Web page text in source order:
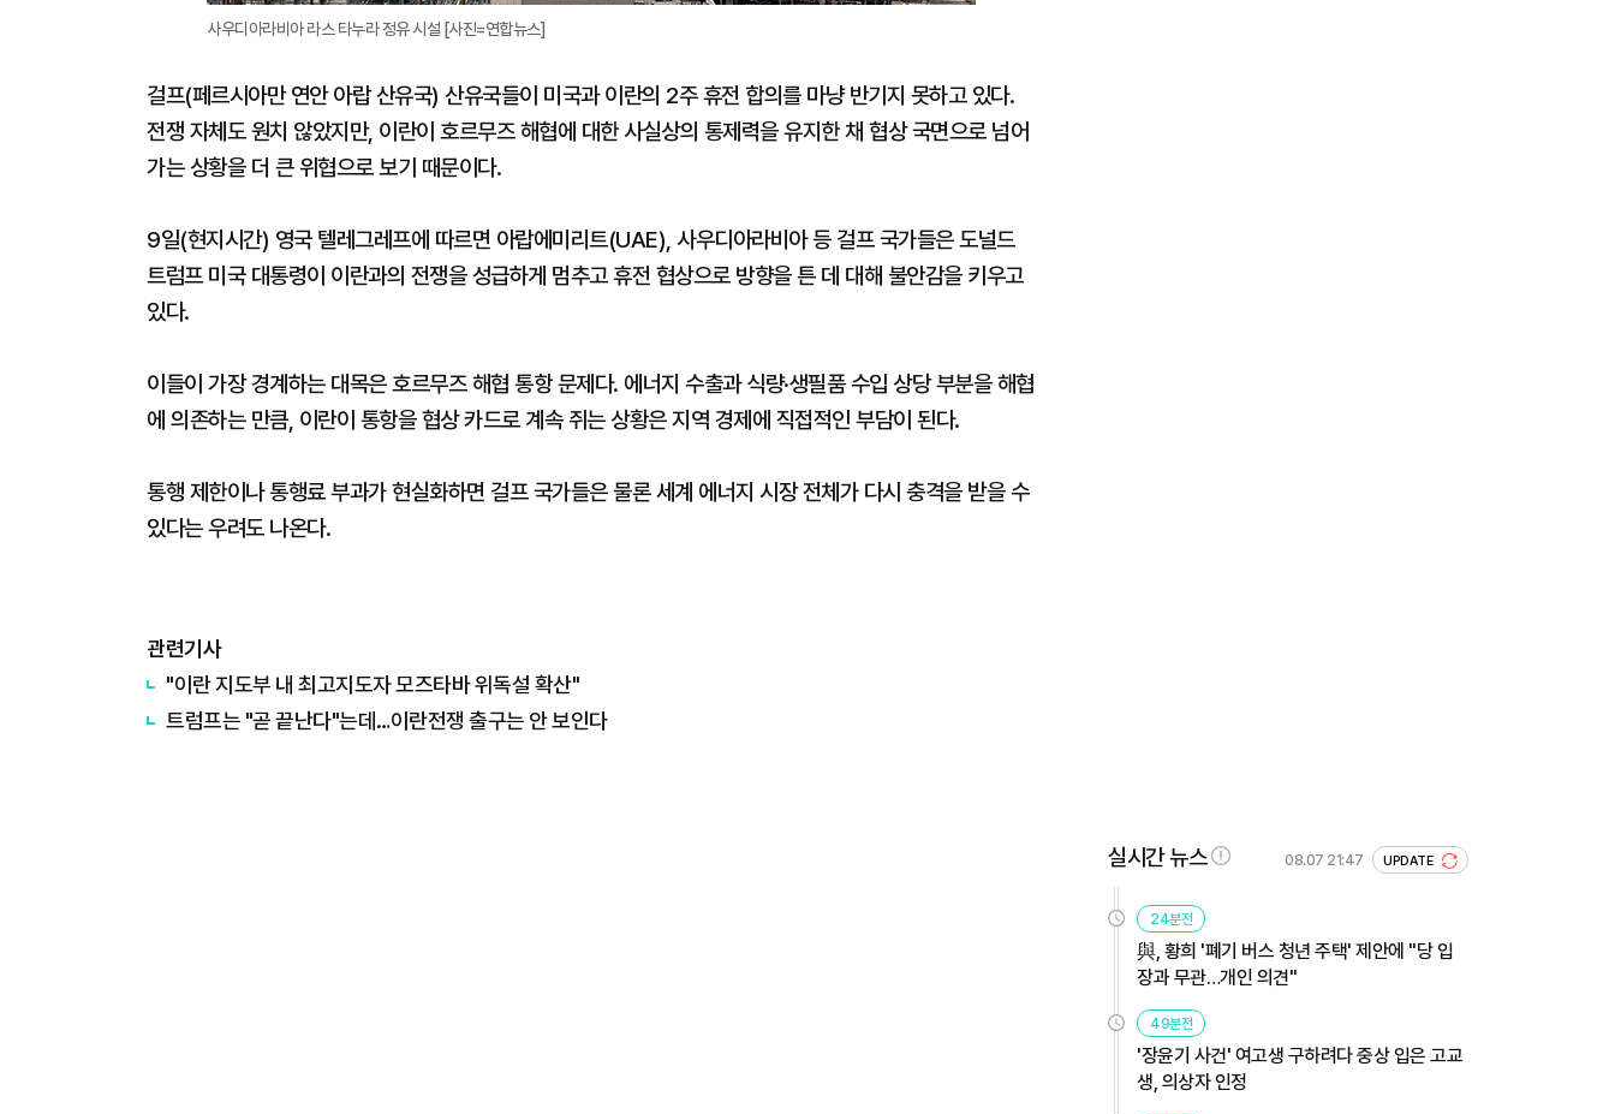
사우디아라비아 라스 타누라 정유 시설 [사진=연합뉴스]
걸프(페르시아만 연안 아랍 산유국) 산유국들이 미국과 이란의 2주 휴전 합의를 마냥 반기지 못하고 있다.
전쟁 자체도 원치 않았지만, 이란이 호르무즈 해협에 대한 사실상의 통제력을 유지한 채 협상 국면으로 넘어
가는 상황을 더 큰 위협으로 보기 때문이다.
9일(현지시간) 영국 텔레그레프에 따르면 아랍에미리트(UAE), 사우디아라비아 등 걸프 국가들은 도널드
트럼프 미국 대통령이 이란과의 전쟁을 성급하게 멈추고 휴전 협상으로 방향을 튼 데 대해 불안감을 키우고
있다.
이들이 가장 경계하는 대목은 호르무즈 해협 통항 문제다. 에너지 수출과 식량·생필품 수입 상당 부분을 해협
에 의존하는 만큼, 이란이 통항을 협상 카드로 계속 쥐는 상황은 지역 경제에 직접적인 부담이 된다.
통행 제한이나 통행료 부과가 현실화하면 걸프 국가들은 물론 세계 에너지 시장 전체가 다시 충격을 받을 수
있다는 우려도 나온다.
관련기사
"이란 지도부 내 최고지도자 모즈타바 위독설 확산"
트럼프는 "곧 끝난다"는데…이란전쟁 출구는 안 보인다
실시간 뉴스 08.07 21:47 UPDATE
24분전
與, 황희 '폐기 버스 청년 주택' 제안에 "당 입
장과 무관…개인 의견"
49분전
'장윤기 사건' 여고생 구하려다 중상 입은 고교
생, 의상자 인정